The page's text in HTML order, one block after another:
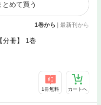
めて買う
1巻から 最新刊から
分冊】 1巻
1冊無料 カートへ